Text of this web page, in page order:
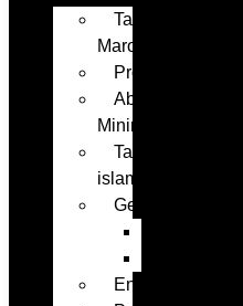
Tableaux
Marocain
Professionnel
Abstrait-
Minimaliste
Tableaux
islamique
Geek
Enfants